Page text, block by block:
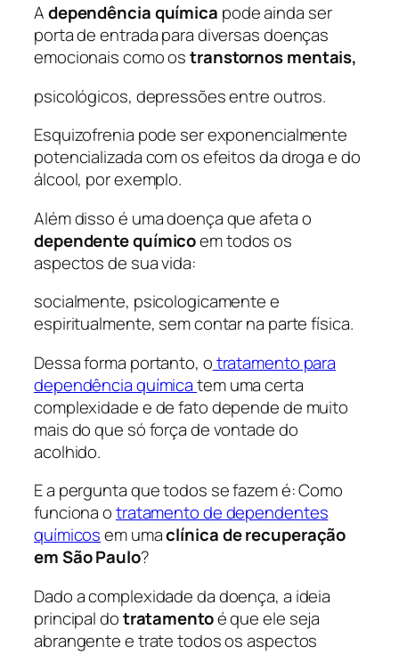
Adependência química pode ainda ser
porta de entrada para diversas doenças
emocionais como ostranstornos mentais,
psicológicos, depressões entre outros.
Esquizofrenia pode ser exponencialmente
potencializada com os efeitos da droga e do
álcool, por exemplo.
Além disso é uma doença que afeta o
dependente químicoem todos os
aspectos de sua vida:
socialmente, psicologicamente e
espiritualmente, sem contar na parte física.
Dessa forma portanto, otratamento para
dependência químicatem uma certa
complexidade e de fato depende de muito
mais do que só força de vontade do
acolhido.
E a pergunta que todos se fazem é: Como
funciona otratamento de dependentes
químicosem umaclínica de recuperação
em São Paulo?
Dado a complexidade da doença, a ideia
principal dotratamentoé que ele seja
abrangente e trate todos os aspectos